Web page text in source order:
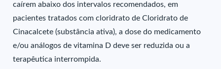
caírem abaixo dos intervalos recomendados, em
pacientes tratados com cloridrato de Cloridrato de
Cinacalcete (substância ativa), a dose do medicamento
e/ou análogos de vitamina D deve ser reduzida ou a
terapêutica interrompida.